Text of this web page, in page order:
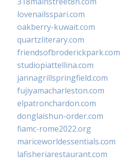
lovenailsspari.com
oakberry-kuwait.com
quartzliterary.com
friendsofbroderickpark.com
studiopiattellina.com
jannagrillspringfield.com
fujiyamacharleston.com
elpatronchardon.com
donglaishun-order.com
fiamc-rome2022.org
mariceworldessentials.com
lafisheriarestaurant.com